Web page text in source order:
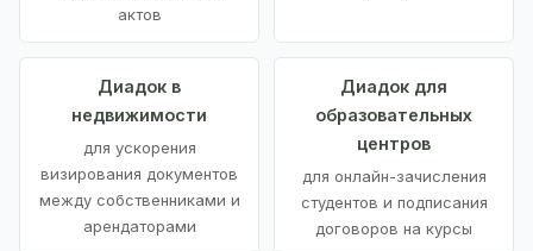
актов
Диадок в
недвижимости
для ускорения
визирования документов
между собственниками и
арендаторами
Диадок для
образовательных
центров
для онлайн-зачисления
студентов и подписания
договоров на курсы